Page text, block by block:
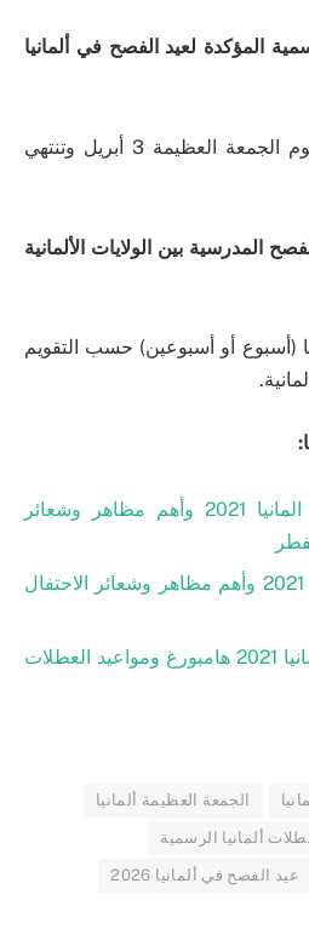
المؤكدة لعيد الفصح في ألمانيا
تبدأ العطلة الرسمية من يوم الجمعة العظيمة 3 أبريل وتنتهي
المدرسية بين الولايات الألمانية
(أسبوع أو أسبوعين) حسب التقويم
موعد عيد الفطر في المانيا 2021 وأهم مظاهر وشعائر
عيد الأضحى في المانيا 2021 وأهم مظاهر وشعائر الاحتفال
العطل الرسمية في ألمانيا 2021 هامبورغ ومواعيد العطلات
الجمعة العظيمة ألمانيا
ألمانيا الرسمية
عيد الفصح في ألمانيا 2026